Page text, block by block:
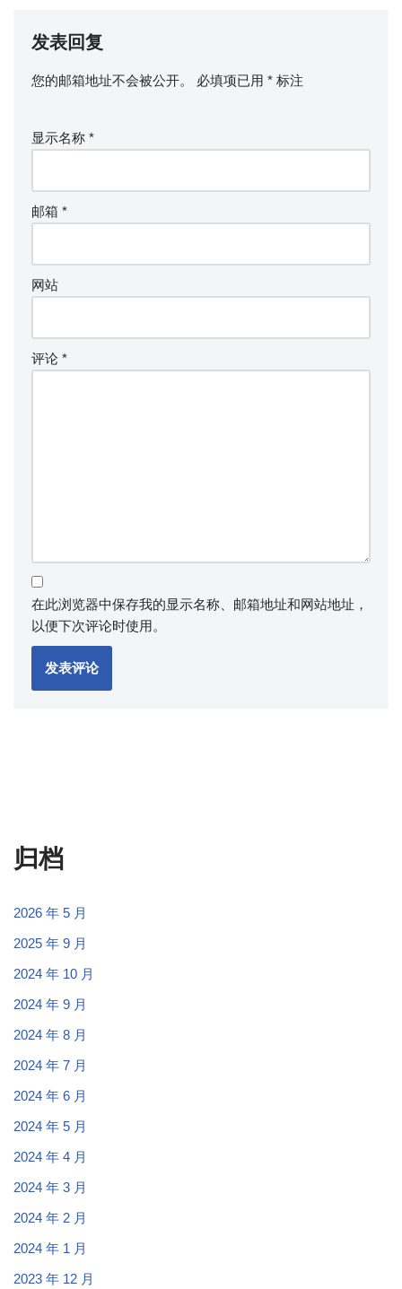
发表回复
您的邮箱地址不会被公开。 必填项已用 * 标注
显示名称 *
邮箱 *
网站
评论 *
在此浏览器中保存我的显示名称、邮箱地址和网站地址，
以便下次评论时使用。
归档
2026 年 5 月
2025 年 9 月
2024 年 10 月
2024 年 9 月
2024 年 8 月
2024 年 7 月
2024 年 6 月
2024 年 5 月
2024 年 4 月
2024 年 3 月
2024 年 2 月
2024 年 1 月
2023 年 12 月